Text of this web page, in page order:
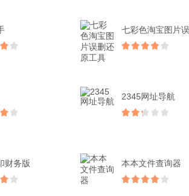
2345网址导航
财务版 本本文件查询器